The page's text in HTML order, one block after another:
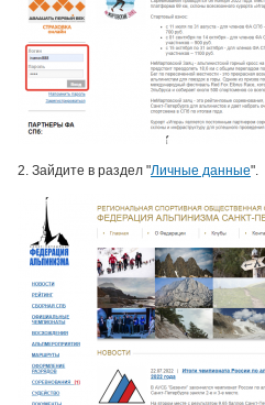
2. Зайдите в раздел "Личные данные".